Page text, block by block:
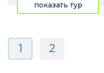
показать тур
1 2